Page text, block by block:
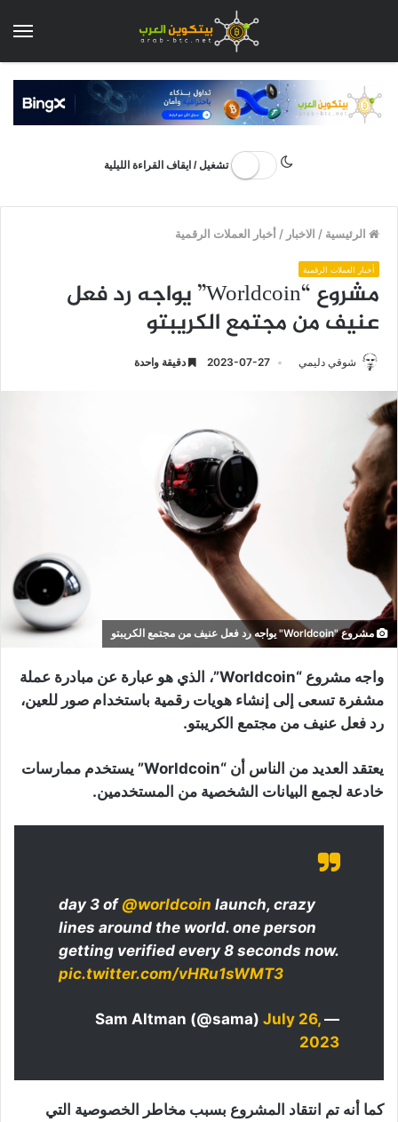
تشغيل / ايقاف القراءة الليلية
الرئيسية / الاخبار /أخبار العملات الرقمية
أخبار العملات الرقمية
مشروع “Worldcoin” يواجه رد فعل
عنيف من مجتمع الكريبتو
شوقي دليمي 2023-07-27 دقيقة واحدة
مشروع "Worldcoin" يواجه رد فعل عنيف من مجتمع الكريبتو
واجه مشروع “Worldcoin”، الذي هو عبارة عن مبادرة عملة
مشفرة تسعى إلى إنشاء هويات رقمية باستخدام صور للعين،
رد فعل عنيف من مجتمع الكريبتو.
يعتقد العديد من الناس أن “Worldcoin” يستخدم ممارسات
خادعة لجمع البيانات الشخصية من المستخدمين.
day 3 of@worldcoin launch, crazy
lines around the world. one person
getting verified every 8 seconds now.
pic.twitter.com/vHRu1sWMT3
— Sam Altman (@sama)
July 26,
2023
كما أنه تم انتقاد المشروع بسبب مخاطر الخصوصية التي